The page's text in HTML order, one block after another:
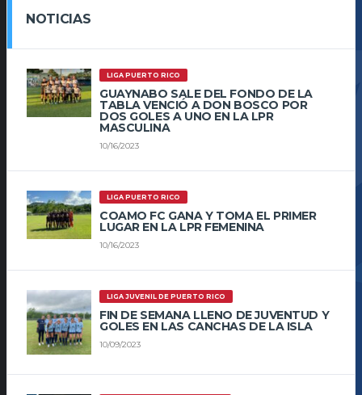
NOTICIAS
LIGA PUERTO RICO
GUAYNABO SALE DEL FONDO DE LA
TABLA VENCIÓ A DON BOSCO POR
DOS GOLES A UNO EN LA LPR
MASCULINA
10/16/2023
LIGA PUERTO RICO
COAMO FC GANA Y TOMA EL PRIMER
LUGAR EN LA LPR FEMENINA
10/16/2023
LIGA JUVENIL DE PUERTO RICO
FIN DE SEMANA LLENO DE JUVENTUD Y
GOLES EN LAS CANCHAS DE LA ISLA
10/09/2023